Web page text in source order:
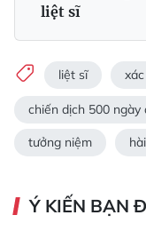
liệt sĩ
liệt sĩ
chiến dịch 500 ngày
tưởng niệm
Ý KIẾN BẠN